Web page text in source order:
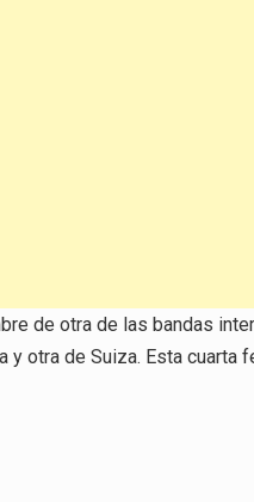
de otra de las bandas
y otra de Suiza. Esta cuarta